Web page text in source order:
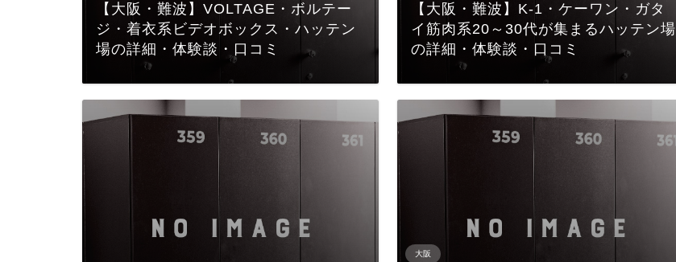
【大阪・難波】VOLTAGE・ボルテー
ジ・着衣系ビデオボックス・ハッテン
場の詳細・体験談・口コミ
【大阪・難波】K-1・ケーワン・ガタ
イ筋肉系20～30代が集まるハッテン場
の詳細・体験談・口コミ
大阪